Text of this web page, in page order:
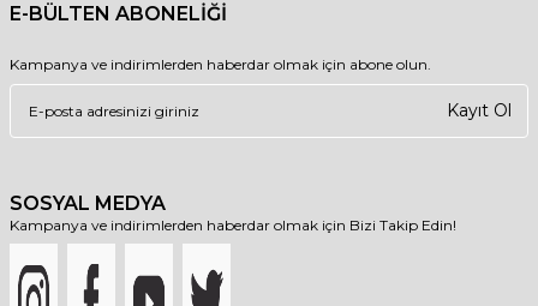
E-BÜLTEN ABONELİĞİ
Kampanya ve indirimlerden haberdar olmak için abone olun.
Kayıt Ol
SOSYAL MEDYA
Kampanya ve indirimlerden haberdar olmak için Bizi Takip Edin!